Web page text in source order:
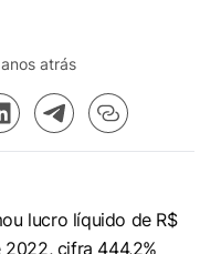
atrás
lucro líquido de R$
2022, cifra 444,2%